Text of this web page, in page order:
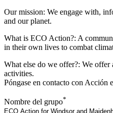
Our mission: We engage with,
and our planet.
What is ECO Action?: A
in their own lives to combat
What else do we offer?: We
activities.
Póngase en contacto con Acción
Nombre del grupo*